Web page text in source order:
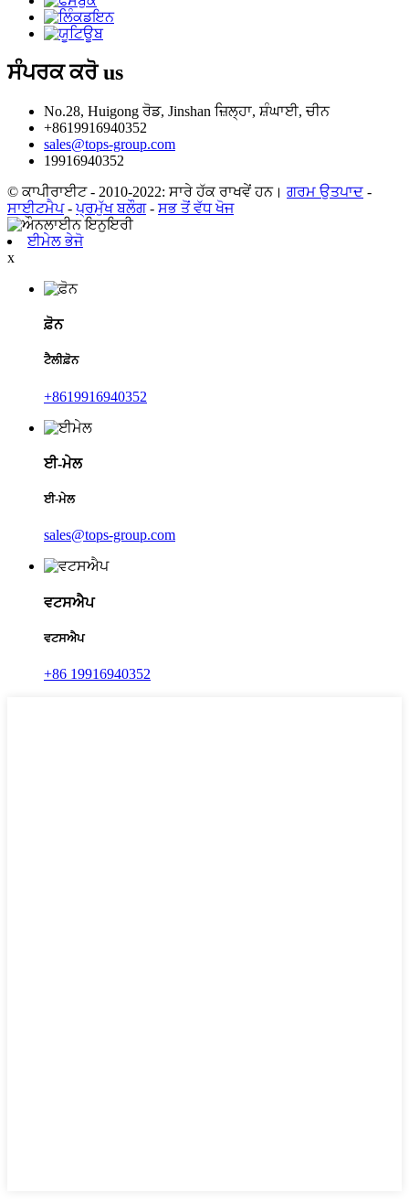
ਸੰਪਰਕ ਕਰੋus
No.28, Huigong ਰੋਡ, Jinshan ਜ਼ਿਲ੍ਹਾ, ਸ਼ੰਘਾਈ, ਚੀਨ
+8619916940352
sales@tops-group.com
19916940352
© ਕਾਪੀਰਾਈਟ - 2010-2022: ਸਾਰੇ ਹੱਕ ਰਾਖਵੇਂ ਹਨ। ਗਰਮ ਉਤਪਾਦ -
ਸਾਈਟਮੈਪ-ਪ੍ਰਮੁੱਖ ਬਲੌਗ- ਸਭ ਤੋਂ ਵੱਧ ਖੋਜ
ਈਮੇਲ ਭੇਜੋ
x
ਫ਼ੋਨ
ਟੈਲੀਫ਼ੋਨ
+8619916940352
ਈ-ਮੇਲ
ਈ-ਮੇਲ
sales@tops-group.com
ਵਟਸਐਪ
ਵਟਸਐਪ
+86 19916940352